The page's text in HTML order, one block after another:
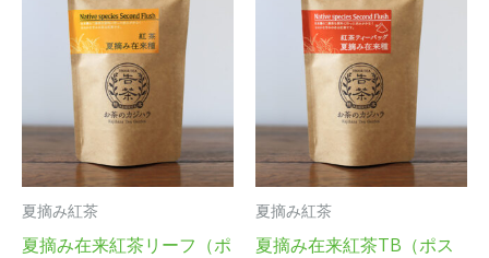
夏摘み紅茶
夏摘み在来紅茶リーフ（ポ
夏摘み紅茶
夏摘み在来紅茶TB（ポス